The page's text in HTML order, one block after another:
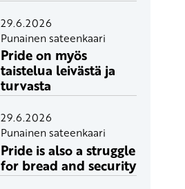
29.6.2026
Punainen sateenkaari
Pride on myös
taistelua leivästä ja
turvasta
29.6.2026
Punainen sateenkaari
Pride is also a struggle
for bread and security